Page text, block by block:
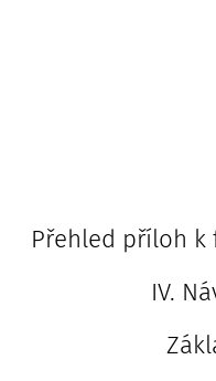
Přehled příloh k
IV.